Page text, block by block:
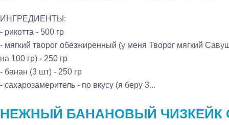
ИНГРЕДИЕНТЫ:
- рикотта - 500 гр
- мягкий творог обезжиренный (у меня Творог мягкий
на 100 гр) - 250 гр
- банан (3 шт) - 250 гр
- сахарозамеритель - по вкусу (я беру 3...
НЕЖНЫЙ БАНАНОВЫЙ ЧИЗКЕЙК